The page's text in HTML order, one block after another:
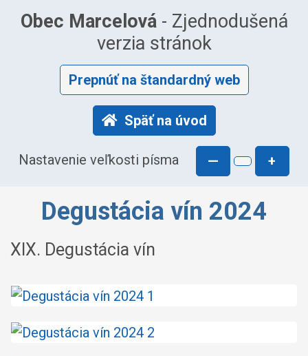
Obec Marcelová- Zjednodušená
verzia stránok
Prepnúť na štandardný web
Späť na úvod
Nastavenie veľkosti písma — +
Degustácia vín 2024
XIX. Degustácia vín